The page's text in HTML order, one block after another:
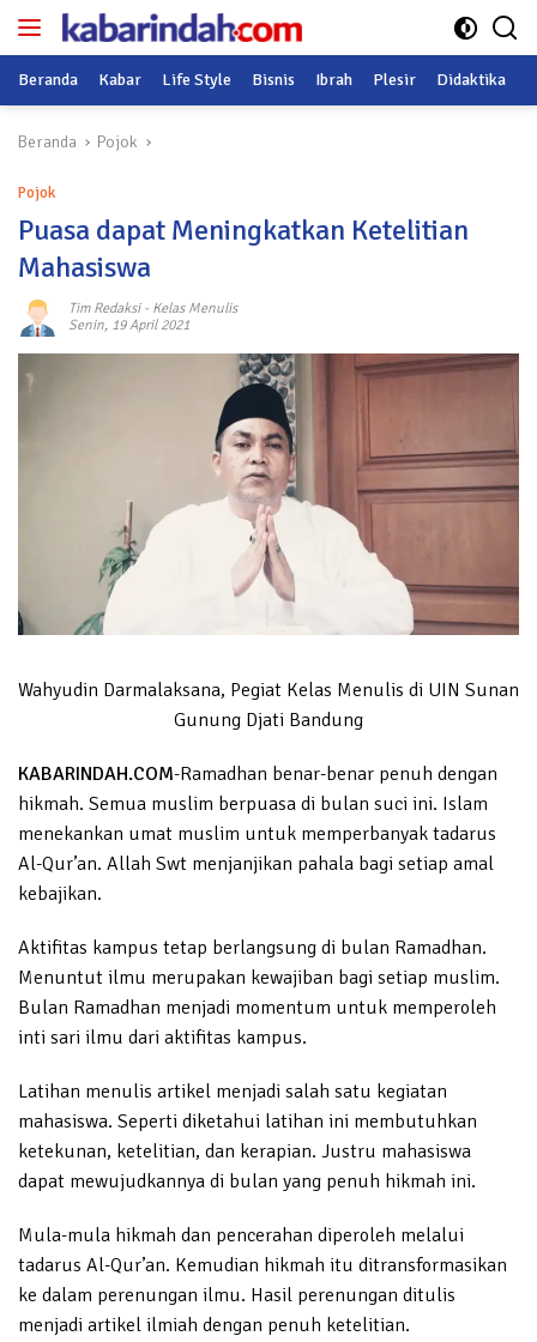
Langsung
Beranda Kabar Life Style Bisnis Ibrah Plesir Didaktika
Beranda Pojok
Pojok
Puasa dapat Meningkatkan Ketelitian
Mahasiswa
Tim Redaksi- Kelas Menulis
Senin, 19 April 2021
Wahyudin Darmalaksana, Pegiat Kelas Menulis di UIN Sunan
Gunung Djati Bandung
KABARINDAH.COM-Ramadhan benar-benar penuh dengan
hikmah. Semua muslim berpuasa di bulan suci ini. Islam
menekankan umat muslim untuk memperbanyak tadarus
Al-Qur’an. Allah Swt menjanjikan pahala bagi setiap amal
kebajikan.
Aktifitas kampus tetap berlangsung di bulan Ramadhan.
Menuntut ilmu merupakan kewajiban bagi setiap muslim.
Bulan Ramadhan menjadi momentum untuk memperoleh
inti sari ilmu dari aktifitas kampus.
Latihan menulis artikel menjadi salah satu kegiatan
mahasiswa. Seperti diketahui latihan ini membutuhkan
ketekunan, ketelitian, dan kerapian. Justru mahasiswa
dapat mewujudkannya di bulan yang penuh hikmah ini.
Mula-mula hikmah dan pencerahan diperoleh melalui
tadarus Al-Qur’an. Kemudian hikmah itu ditransformasikan
ke dalam perenungan ilmu. Hasil perenungan ditulis
menjadi artikel ilmiah dengan penuh ketelitian.